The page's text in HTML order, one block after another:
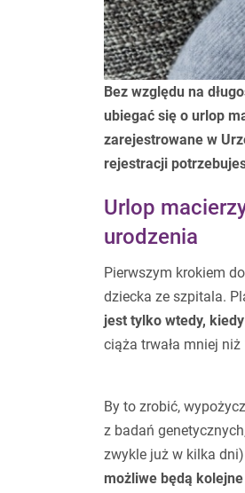
Bez względu na
ubiegać się o urlop
zarejestrowane w
rejestracji
Urlop
urodzenia
Pierwszym krokiem
dziecka ze szpitala.
jest tylko wtedy,
ciąża trwała mniej
By to zrobić,
z badań
zwykle już w kilka
możliwe będą